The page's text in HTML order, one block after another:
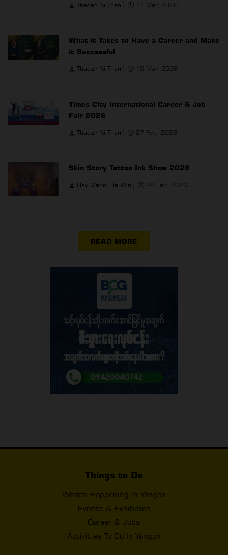
Thadar Ni Than 11 Mar, 2026
What it Takes to Have a Career and Make
it Successful
Thadar Ni Than 10 Mar, 2026
Times City International Career & Job
Fair 2026
Thadar Ni Than 27 Feb, 2026
Skin Story Tattoo Ink Show 2026
Hay Mann Hla Win 22 Feb, 2026
READ MORE
Things to Do
What's Happening In Yangon
Events & Exhibition
Career & Jobs
Activities To Do In Yangon